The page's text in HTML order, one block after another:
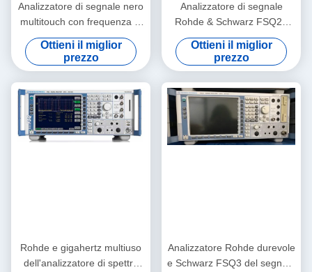
Analizzatore di segnale nero
multitouch con frequenza di
110 GHz e larghezza di
banda di analisi di 1 GHz
Analizzatore di spettro serie
UXA X
Ottieni il miglior
prezzo
Analizzatore di segnale
Rohde & Schwarz FSQ26
con frequenza da 20Hz-
26.5GHz e gamma dinamica
di fascia alta
Ottieni il miglior
prezzo
Rohde e gigahertz multiuso
dell'analizzatore di spettro
Analizzatore Rohde durevole
e Schwarz FSQ3 del segnale